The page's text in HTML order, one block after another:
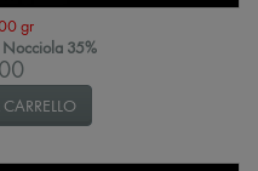
gr
35%